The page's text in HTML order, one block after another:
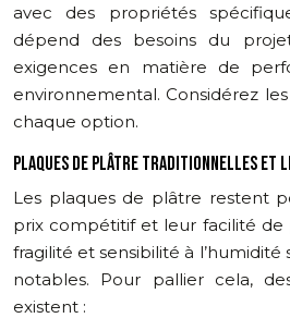
avec des propriétés
dépend des besoins du
exigences en matière de
environnemental. Considérez
chaque option.
PLAQUES DE PLÂTRE TRADITIONNELLES ET
Les plaques de plâtre restent
prix compétitif et leur facilité de
fragilité et sensibilité à
notables. Pour pallier cela,
existent :